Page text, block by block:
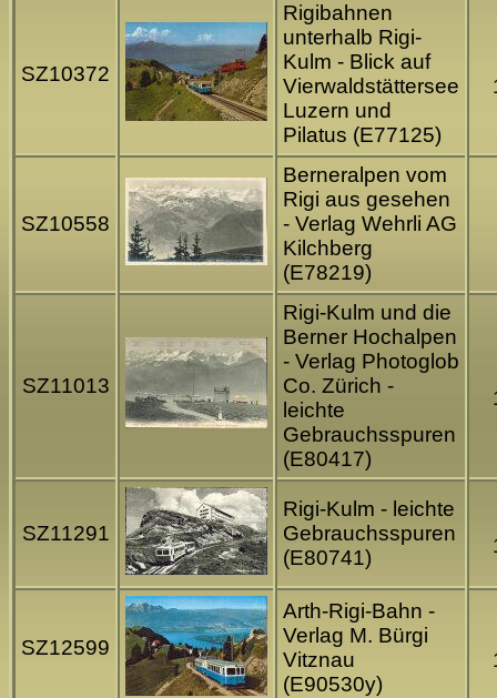
SZ10372
Rigibahnen
unterhalb Rigi-
Kulm - Blick auf
Vierwaldstättersee
Luzern und
Pilatus (E77125)
SZ10558
Berneralpen vom
Rigi aus gesehen
- Verlag Wehrli AG
Kilchberg
(E78219)
SZ11013
Rigi-Kulm und die
Berner Hochalpen
- Verlag Photoglob
Co. Zürich -
leichte
Gebrauchsspuren
(E80417)
SZ11291
Rigi-Kulm - leichte
Gebrauchsspuren
(E80741)
SZ12599
Arth-Rigi-Bahn -
Verlag M. Bürgi
Vitznau
(E90530y)